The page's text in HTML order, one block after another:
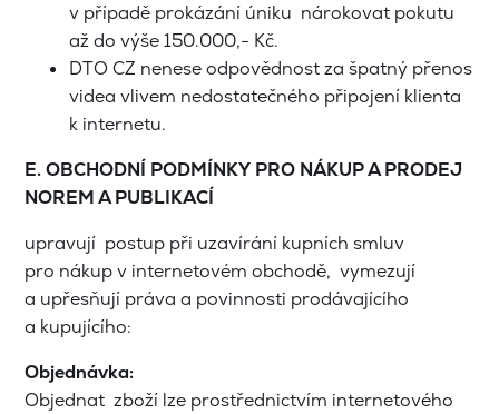
v případě prokázání úniku nárokovat pokutu
až do výše 150.000,- Kč.
DTO CZ nenese odpovědnost za špatný přenos
videa vlivem nedostatečného připojení klienta
k internetu.
E. OBCHODNÍ PODMÍNKY PRO NÁKUP A PRODEJ
NOREM A PUBLIKACÍ
upravují postup při uzavírání kupních smluv
pro nákup v internetovém obchodě, vymezují
a upřesňují práva a povinnosti prodávajícího
a kupujícího:
Objednávka:
Objednat zboží lze prostřednictvím internetového